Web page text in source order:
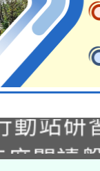
2次
(無人
動站研
閱讀